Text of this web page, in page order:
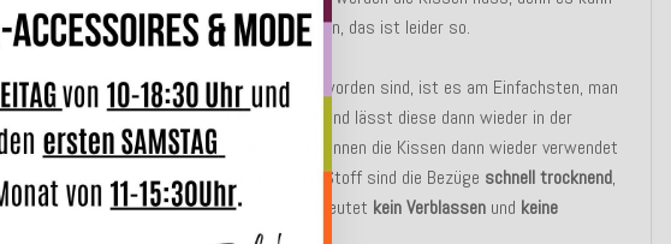
auch Wasser durch die Nähte dringen, das ist leider so.
TIPP: wenn die Kissen mal nass geworden sind, ist es am Einfachsten, man
trennt den Bezug vom Innenkissen und lässt diese dann wieder in der
Sonne trocknen, nach einiger Zeit können die Kissen dann wieder verwendet
werden, durch den Dralon-Polyacryl Stoff sind die Bezüge schnell trocknend,
lichtechtundantibakteriell , das bedeutet kein Verblassen und keine